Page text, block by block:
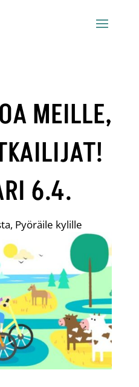
MEILLE,
6.4.
, Pyöräile kylille